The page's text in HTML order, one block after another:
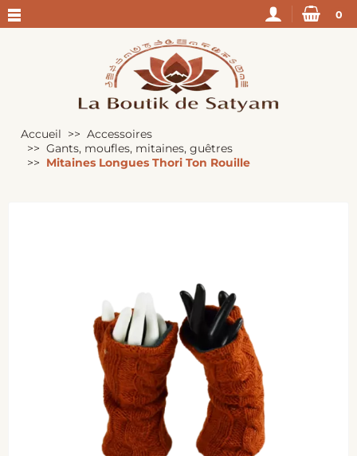
0
Accueil
Accessoires
Gants, moufles, mitaines, guêtres
Mitaines Longues Thori Ton Rouille